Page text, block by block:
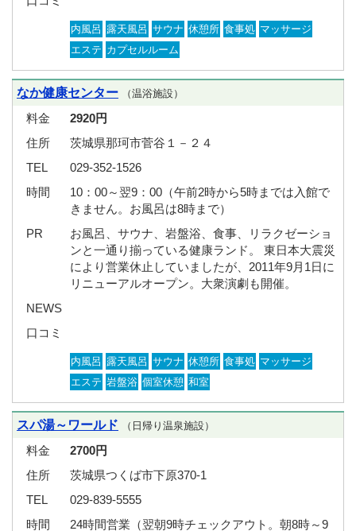
内風呂 露天風呂 サウナ 休憩所 食事処 マッサージ
エステ カプセルルーム
なか健康センター （温浴施設）
料金
2920円
住所
茨城県那珂市菅谷１－２４
TEL
029-352-1526
時間
10：00～翌9：00（午前2時から5時までは入館で
きません。お風呂は8時まで）
PR
お風呂、サウナ、岩盤浴、食事、リラクゼーショ
ンと一通り揃っている健康ランド。 東日本大震災
により営業休止していましたが、2011年9月1日に
リニューアルオープン。大衆演劇も開催。
NEWS
口コミ
内風呂 露天風呂 サウナ 休憩所 食事処 マッサージ
エステ 岩盤浴 個室休憩 和室
スパ湯～ワールド （日帰り温泉施設）
料金
2700円
住所
茨城県つくば市下原370-1
TEL
029-839-5555
時間
24時間営業（翌朝9時チェックアウト。朝8時～9